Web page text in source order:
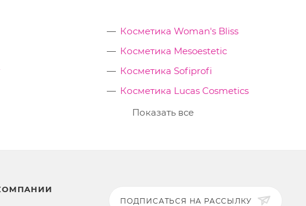
Косметика Woman's Bliss
Косметика Mesoestetic
Косметика Sofiprofi
Косметика Lucas Cosmetics
Показать все
ПОДПИСАТЬСЯ НА РАССЫЛКУ